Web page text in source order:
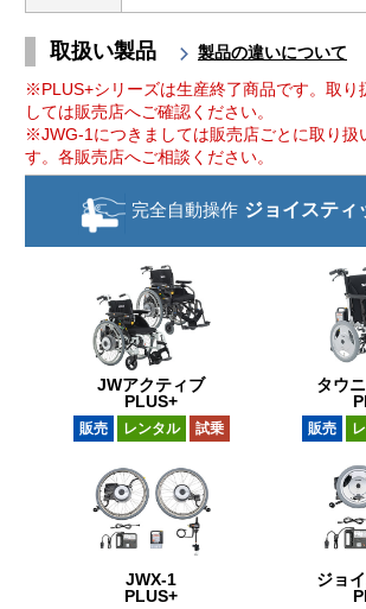
取扱い製品
製品の違いについて
※PLUS+シリーズは生産終了商品です。取り
しては販売店へご確認ください。
※JWG-1につきましては販売店ごとに取り扱
す。各販売店へご相談ください。
完全自動操作 ジョイスティ
JWアクティブ
PLUS+
販売 レンタル 試乗
タウ
販売
JWX-1
PLUS+
ジョ